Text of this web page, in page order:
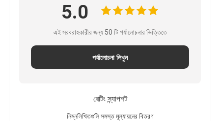
5.0
এই সরবরাহকারীর জন্য 50 টি পর্যালোচনার ভিত্তিতে
পর্যালোচনা লিখুন
রেটিং স্ন্যাপশট
নিম্নলিখিতগুলি সমস্ত মূল্যায়নের বিতরণ